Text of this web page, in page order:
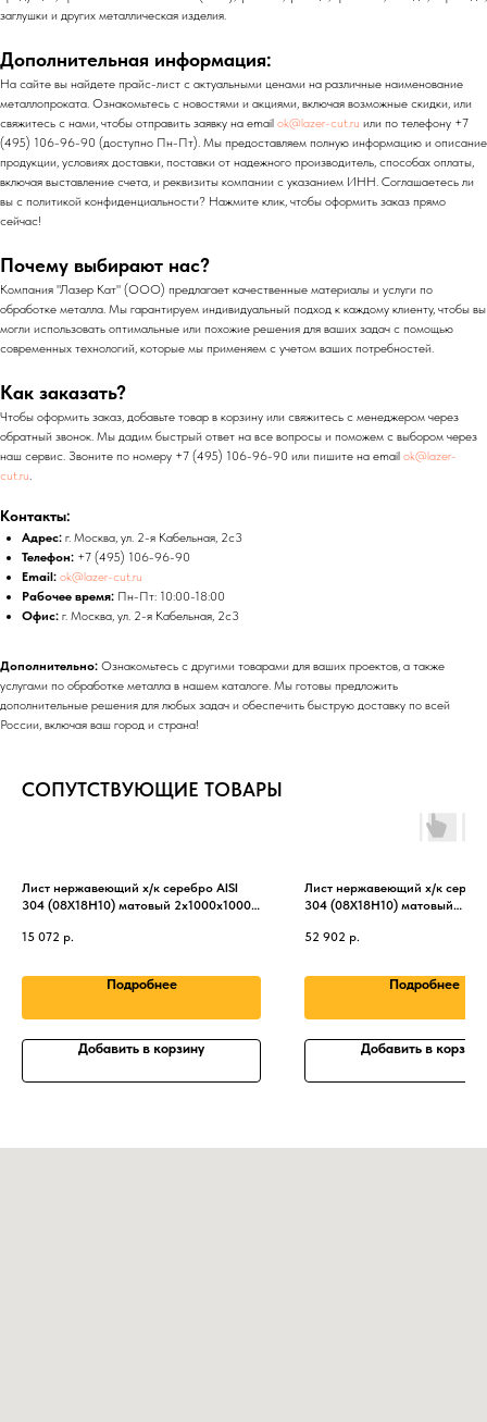
заглушки и других металлическая изделия.
Дополнительная информация:
На сайте вы найдете прайс-лист с актуальными ценами на различные наименование
металлопроката. Ознакомьтесь с новостями и акциями, включая возможные скидки, или
свяжитесь с нами, чтобы отправить заявку на email ok@lazer-cut.ru или по телефону +7
(495) 106-96-90 (доступно Пн-Пт). Мы предоставляем полную информацию и описание
продукции, условиях доставки, поставки от надежного производитель, способах оплаты,
включая выставление счета, и реквизиты компании с указанием ИНН. Соглашаетесь ли
вы с политикой конфиденциальности? Нажмите клик, чтобы оформить заказ прямо
сейчас!
Почему выбирают нас?
Компания "Лазер Кат" (ООО) предлагает качественные материалы и услуги по
обработке металла. Мы гарантируем индивидуальный подход к каждому клиенту, чтобы вы
могли использовать оптимальные или похожие решения для ваших задач с помощью
современных технологий, которые мы применяем с учетом ваших потребностей.
Как заказать?
Чтобы оформить заказ, добавьте товар в корзину или свяжитесь с менеджером через
обратный звонок. Мы дадим быстрый ответ на все вопросы и поможем с выбором через
наш сервис. Звоните по номеру +7 (495) 106-96-90 или пишите на email ok@lazer-
cut.ru.
Контакты:
Адрес: г. Москва, ул. 2-я Кабельная, 2с3
Телефон: +7 (495) 106-96-90
Email: ok@lazer-cut.ru
Рабочее время: Пн-Пт: 10:00-18:00
Офис: г. Москва, ул. 2-я Кабельная, 2с3
Дополнительно: Ознакомьтесь с другими товарами для ваших проектов, а также
услугами по обработке металла в нашем каталоге. Мы готовы предложить
дополнительные решения для любых задач и обеспечить быструю доставку по всей
России, включая ваш город и страна!
СОПУТСТВУЮЩИЕ ТОВАРЫ
Лист нержавеющий х/к серебро AISI
304 (08Х18Н10) матовый 2х1000х1000
15 072 р.
Подробнее
Добавить в корзину
Лист нержавеющий х/к
304 (08Х18Н10) матовый
52 902 р.
Подробнее
Добавить в корзину